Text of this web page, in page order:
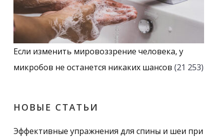
Если изменить мировоззрение человека, у
микробов не останется никаких шансов (21 253)
НОВЫЕ СТАТЬИ
Эффективные упражнения для спины и шеи при